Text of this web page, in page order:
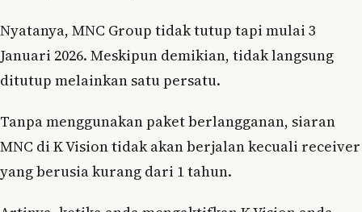
Nyatanya, MNC Group tidak tutup tapi mulai 3
Januari 2026. Meskipun demikian, tidak langsung
ditutup melainkan satu persatu.
Tanpa menggunakan paket berlangganan, siaran
MNC di K Vision tidak akan berjalan kecuali receiver
yang berusia kurang dari 1 tahun.